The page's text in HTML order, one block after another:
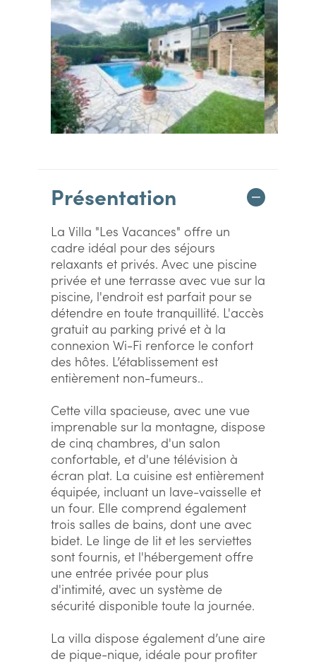
Présentation
La Villa "Les Vacances" offre un
cadre idéal pour des séjours
relaxants et privés. Avec une piscine
privée et une terrasse avec vue sur la
piscine, l'endroit est parfait pour se
détendre en toute tranquillité. L'accès
gratuit au parking privé et à la
connexion Wi-Fi renforce le confort
des hôtes. L’établissement est
entièrement non-fumeurs..
Cette villa spacieuse, avec une vue
imprenable sur la montagne, dispose
de cinq chambres, d'un salon
confortable, et d'une télévision à
écran plat. La cuisine est entièrement
équipée, incluant un lave-vaisselle et
un four. Elle comprend également
trois salles de bains, dont une avec
bidet. Le linge de lit et les serviettes
sont fournis, et l'hébergement offre
une entrée privée pour plus
d'intimité, avec un système de
sécurité disponible toute la journée.
La villa dispose également d’une aire
de pique-nique, idéale pour profiter